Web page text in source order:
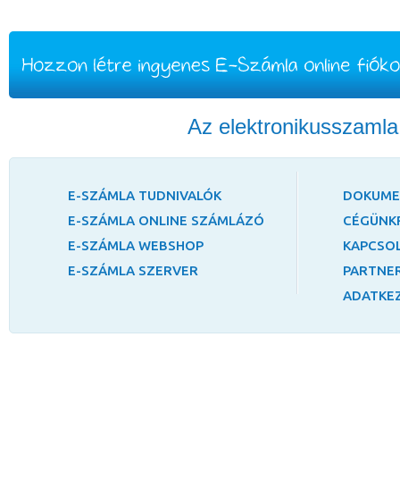
Az
E-SZÁMLA TUDNIVALÓK
E-SZÁMLA ONLINE SZÁMLÁZÓ
E-SZÁMLA WEBSHOP
E-SZÁMLA SZERVER